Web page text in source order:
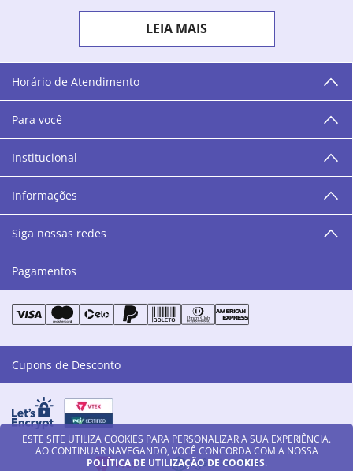
ESTE SITE UTILIZA COOKIES PARA PERSONALIZAR A SUA EXPERIÊNCIA.
AO CONTINUAR NAVEGANDO, VOCÊ CONCORDA COM A NOSSA
POLÍTICA DE UTILIZAÇÃO DE COOKIES.
começou a vender para todo o território brasileiro.
Com uma infinidade de marcas e a filosofia de vender
produtos que vão do popular ao luxo, a Danny
Cosméticos mantém parceria com aproximadamente
300 grandes fornecedores e lançamentos diários na
área de beleza. São 12 centros técnicos que oferecem
programação semanal de cursos e encontros.
“O varejo corre nas nossas veias como nossos valores
humanos, éticos e morais. E que o branco e o azul anil,
as cores da Danny Cosméticos, possam continuar
transmitindo paz e harmonia para todos vocês!”
LEIA MAIS
Horário de Atendimento
Para você
Institucional
Informações
Siga nossas redes
Pagamentos
Cupons de Desconto